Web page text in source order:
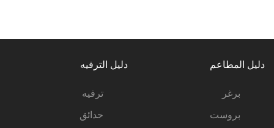
دليل المطاعم
برغر
بروست
دليل الترفيه
ترفيه
حدائق